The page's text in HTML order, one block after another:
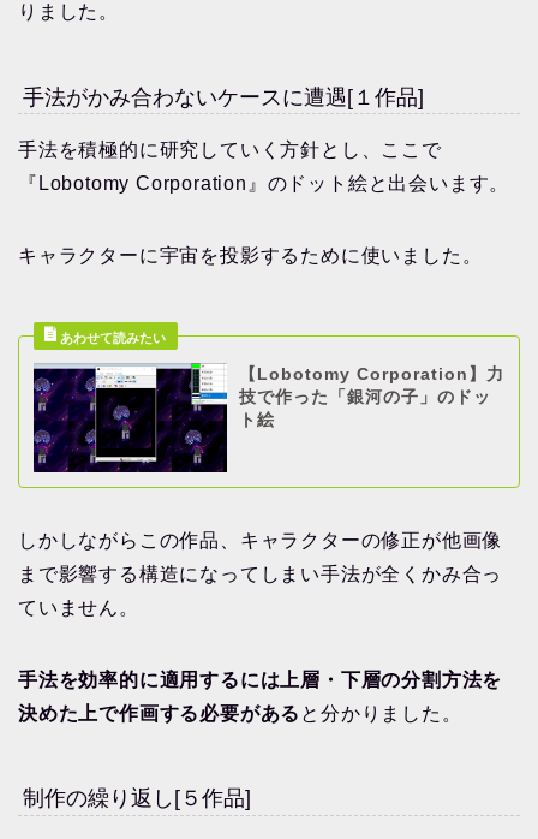
りました。
手法がかみ合わないケースに遭遇[１作品]
手法を積極的に研究していく方針とし、ここで
『Lobotomy Corporation』のドット絵と出会います。
キャラクターに宇宙を投影するために使いました。
【Lobotomy Corporation】力
技で作った「銀河の子」のドッ
ト絵
しかしながらこの作品、キャラクターの修正が他画像
まで影響する構造になってしまい手法が全くかみ合っ
ていません。
手法を効率的に適用するには上層・下層の分割方法を
決めた上で作画する必要がある と分かりました。
制作の繰り返し[５作品]